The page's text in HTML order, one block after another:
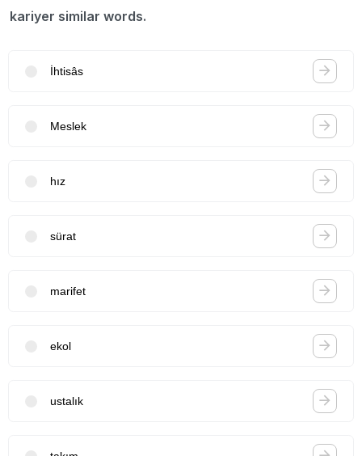
kariyer similar words.
İhtisâs
Meslek
hız
sürat
marifet
ekol
ustalık